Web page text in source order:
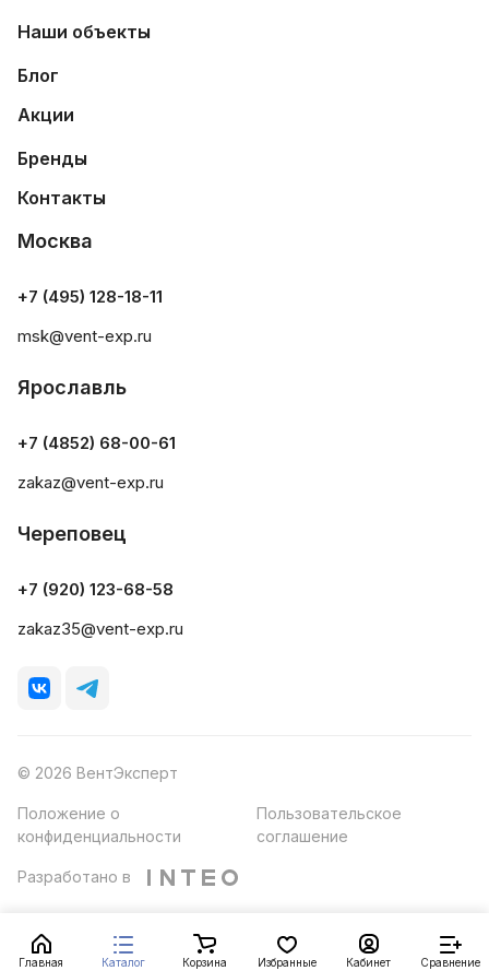
Главная Каталог Корзина Избранные Кабинет Сравнение
Наши объекты
Блог
Акции
Бренды
Контакты
Москва
+7 (495) 128-18-11
msk@vent-exp.ru
Ярославль
+7 (4852) 68-00-61
zakaz@vent-exp.ru
Череповец
+7 (920) 123-68-58
zakaz35@vent-exp.ru
© 2026 ВентЭксперт
Положение о
конфиденциальности
Пользовательское
соглашение
Разработано в